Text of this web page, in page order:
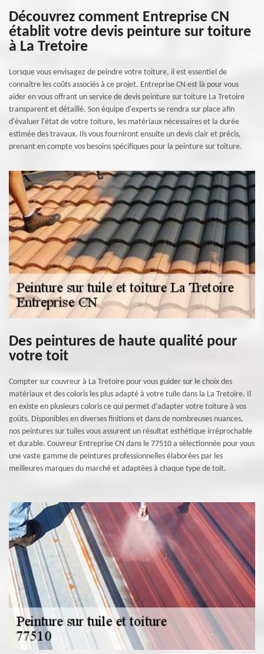
Découvrez comment Entreprise CN
établit votre devis peinture sur toiture
à La Tretoire
Lorsque vous envisagez de peindre votre toiture, il est essentiel de
connaître les coûts associés à ce projet. Entreprise CN est là pour vous
aider en vous offrant un service de devis peinture sur toiture La Tretoire
transparent et détaillé. Son équipe d'experts se rendra sur place afin
d'évaluer l'état de votre toiture, les matériaux nécessaires et la durée
estimée des travaux. Ils vous fourniront ensuite un devis clair et précis,
prenant en compte vos besoins spécifiques pour la peinture sur toiture.
Des peintures de haute qualité pour
votre toit
Compter sur couvreur à La Tretoire pour vous guider sur le choix des
matériaux et des coloris les plus adapté à votre tuile dans la La Tretoire. Il
en existe en plusieurs coloris ce qui permet d’adapter votre toiture à vos
goûts. Disponibles en diverses finitions et dans de nombreuses nuances,
nos peintures sur tuiles vous assurent un résultat esthétique irréprochable
et durable. Couvreur Entreprise CN dans le 77510 a sélectionnée pour vous
une vaste gamme de peintures professionnelles élaborées par les
meilleures marques du marché et adaptées à chaque type de toit.